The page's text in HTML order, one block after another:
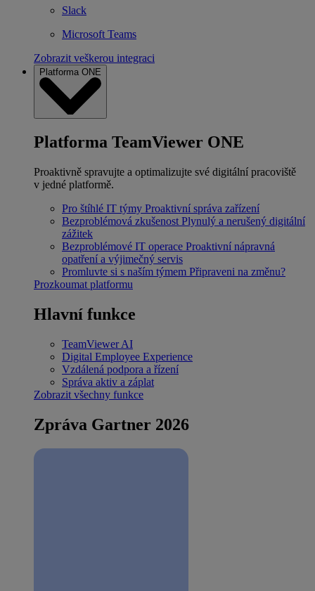
Slack
Microsoft Teams
Zobrazit veškerou integraci
Platforma ONE
Platforma TeamViewer ONE
Proaktivně spravujte a optimalizujte své digitální pracoviště
v jedné platformě.
Pro štíhlé IT týmy Proaktivní správa zařízení
Bezproblémová zkušenost Plynulý a nerušený digitální
zážitek
Bezproblémové IT operace Proaktivní nápravná
opatření a výjimečný servis
Promluvte si s naším týmem Připraveni na změnu?
Prozkoumat platformu
Hlavní funkce
TeamViewer AI
Digital Employee Experience
Vzdálená podpora a řízení
Správa aktiv a záplat
Zobrazit všechny funkce
Zpráva Gartner 2026